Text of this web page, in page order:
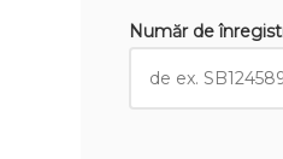
Număr de